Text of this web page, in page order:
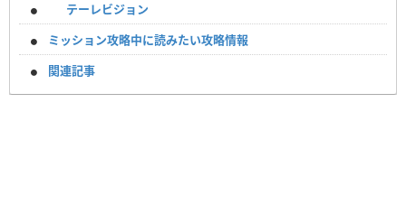
テーレビジョン
ミッション攻略中に読みたい攻略情報
関連記事